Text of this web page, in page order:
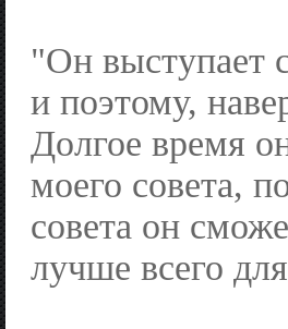
"Он выступает
и поэтому,
Долгое время
моего совета,
совета он
лучше всего